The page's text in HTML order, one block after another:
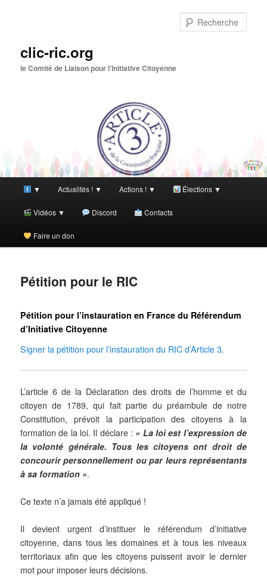
clic-ric.org
le Comité de Liaison pour l’Initiative Citoyenne
principal
▼ Actualités ! ▼ Actions ! ▼ Élections ▼
Vidéos ▼ Discord Contacts
Faire un don
Pétition pour le RIC
Pétition pour l’instauration en France du Référendum
d’Initiative Citoyenne
Signer la pétition pour l’instauration du RIC d’Article 3.
L’article 6 de la Déclaration des droits de l’homme et du
citoyen de 1789, qui fait partie du préambule de notre
Constitution, prévoit la participation des citoyens à la
formation de la loi. Il déclare : « La loi est l’expression de
la volonté générale. Tous les citoyens ont droit de
concourir personnellement ou par leurs représentants
à sa formation ».
Ce texte n’a jamais été appliqué !
Il devient urgent d’instituer le référendum d’initiative
citoyenne, dans tous les domaines et à tous les niveaux
territoriaux afin que les citoyens puissent avoir le dernier
mot pour imposer leurs décisions.